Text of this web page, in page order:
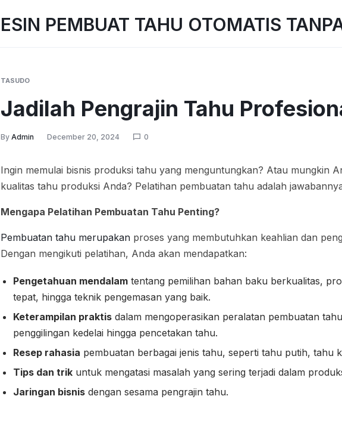
TASUDO
Jadilah Pengrajin Tahu
By Admin December 20, 2024 0
Ingin memulai bisnis produksi tahu yang menguntungkan? Atau mungkin
kualitas tahu produksi Anda? Pelatihan pembuatan tahu adalah
Mengapa Pelatihan Pembuatan Tahu Penting?
Pembuatan tahu merupakan proses yang membutuhkan keahlian dan
Dengan mengikuti pelatihan, Anda akan mendapatkan:
Pengetahuan mendalamtentang pemilihan bahan baku berkualitas,
tepat, hingga teknik pengemasan yang baik.
Keterampilan praktisdalam mengoperasikan peralatan pembuatan
penggilingan kedelai hingga pencetakan tahu.
Resep rahasia pembuatan berbagai jenis tahu, seperti tahu putih, tahu
Tips dan trikuntuk mengatasi masalah yang sering terjadi dalam
Jaringan bisnisdengan sesama pengrajin tahu.